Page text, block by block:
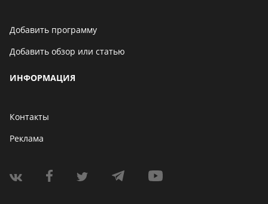
Добавить программу
Добавить обзор или статью
ИНФОРМАЦИЯ
Контакты
Реклама